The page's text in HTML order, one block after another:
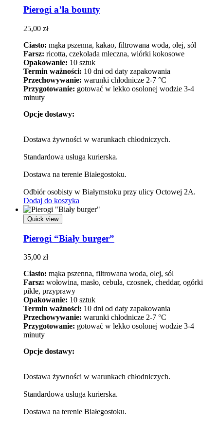
Pierogi a’la bounty
25,00 zł
Ciasto: mąka pszenna, kakao, filtrowana woda, olej, sól
Farsz: ricotta, czekolada mleczna, wiórki kokosowe
Opakowanie: 10 sztuk
Termin ważności: 10 dni od daty zapakowania
Przechowywanie: warunki chłodnicze 2-7 °C
Przygotowanie: gotować w lekko osolonej wodzie 3-4
minuty
Opcje dostawy:
Dostawa żywności w warunkach chłodniczych.
Standardowa usługa kurierska.
Dostawa na terenie Białegostoku.
Odbiór osobisty w Białymstoku przy ulicy Octowej 2A.
Dodaj do koszyka
Quick view
Pierogi “Biały burger”
35,00 zł
Ciasto: mąka pszenna, filtrowana woda, olej, sól
Farsz: wołowina, masło, cebula, czosnek, cheddar, ogórki
pikle, przyprawy
Opakowanie: 10 sztuk
Termin ważności: 10 dni od daty zapakowania
Przechowywanie: warunki chłodnicze 2-7 °C
Przygotowanie: gotować w lekko osolonej wodzie 3-4
minuty
Opcje dostawy:
Dostawa żywności w warunkach chłodniczych.
Standardowa usługa kurierska.
Dostawa na terenie Białegostoku.